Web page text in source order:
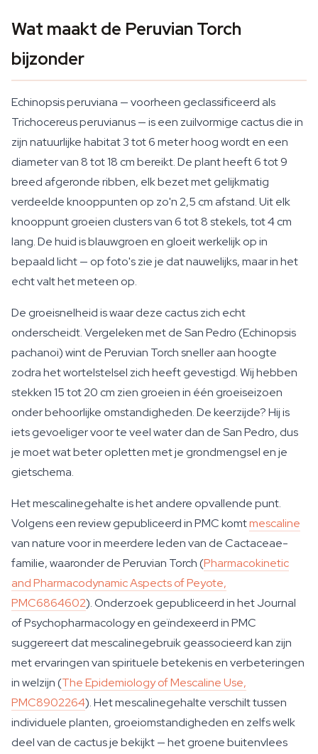
Wat maakt de Peruvian Torch
bijzonder
Echinopsis peruviana — voorheen geclassificeerd als
Trichocereus peruvianus — is een zuilvormige cactus die in
zijn natuurlijke habitat 3 tot 6 meter hoog wordt en een
diameter van 8 tot 18 cm bereikt. De plant heeft 6 tot 9
breed afgeronde ribben, elk bezet met gelijkmatig
verdeelde knooppunten op zo'n 2,5 cm afstand. Uit elk
knooppunt groeien clusters van 6 tot 8 stekels, tot 4 cm
lang. De huid is blauwgroen en gloeit werkelijk op in
bepaald licht — op foto's zie je dat nauwelijks, maar in het
echt valt het meteen op.
De groeisnelheid is waar deze cactus zich echt
onderscheidt. Vergeleken met de San Pedro (Echinopsis
pachanoi) wint de Peruvian Torch sneller aan hoogte
zodra het wortelstelsel zich heeft gevestigd. Wij hebben
stekken 15 tot 20 cm zien groeien in één groeiseizoen
onder behoorlijke omstandigheden. De keerzijde? Hij is
iets gevoeliger voor te veel water dan de San Pedro, dus
je moet wat beter opletten met je grondmengsel en je
gietschema.
Het mescalinegehalte is het andere opvallende punt.
Volgens een review gepubliceerd in PMC komtmescaline
van nature voor in meerdere leden van de Cactaceae-
familie, waaronder de Peruvian Torch (Pharmacokinetic
and Pharmacodynamic Aspects of Peyote,
PMC6864602). Onderzoek gepubliceerd in het Journal
of Psychopharmacology en geïndexeerd in PMC
suggereert dat mescalinegebruik geassocieerd kan zijn
met ervaringen van spirituele betekenis en verbeteringen
in welzijn (The Epidemiology of Mescaline Use,
PMC8902264). Het mescalinegehalte verschilt tussen
individuele planten, groeiomstandigheden en zelfs welk
deel van de cactus je bekijkt — het groene buitenvlees